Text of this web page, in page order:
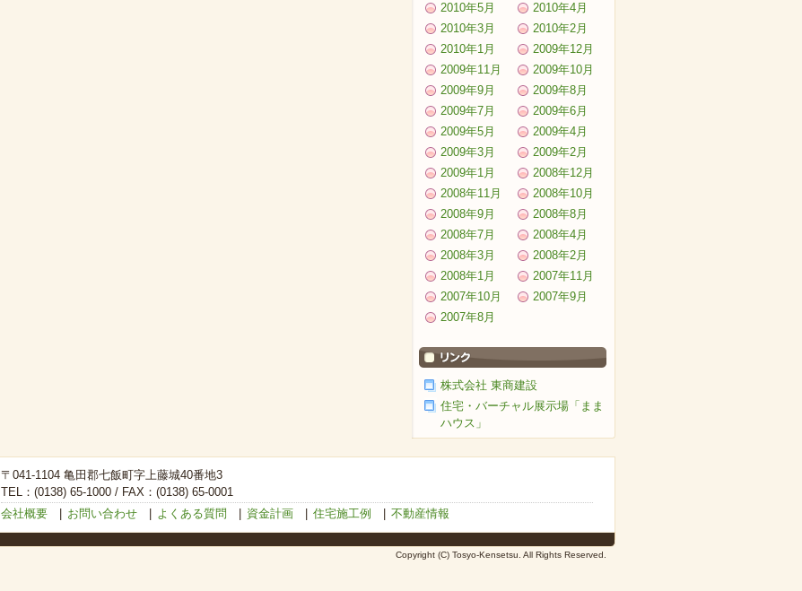
2010年5月
2010年4月
2010年3月
2010年2月
2010年1月
2009年12月
2009年11月
2009年10月
2009年9月
2009年8月
2009年7月
2009年6月
2009年5月
2009年4月
2009年3月
2009年2月
2009年1月
2008年12月
2008年11月
2008年10月
2008年9月
2008年8月
2008年7月
2008年4月
2008年3月
2008年2月
2008年1月
2007年11月
2007年10月
2007年9月
2007年8月
株式会社 東商建設
住宅・バーチャル展示場「まま
ハウス」
〒041-1104 亀田郡七飯町字上藤城40番地3
TEL：(0138) 65-1000 / FAX：(0138) 65-0001
会社概要| お問い合わせ| よくある質問 資金計画| 住宅施工例 不動産情報
Copyright (C) Tosyo-Kensetsu. All Rights Reserved.